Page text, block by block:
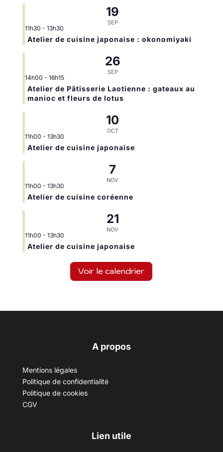
19
SEP
11h30 - 13h30
Atelier de cuisine japonaise : okonomiyaki
26
SEP
14h00 - 16h15
Atelier de Pâtisserie Laotienne : gateaux au
manioc et fleurs de lotus
10
OCT
11h00 - 13h30
Atelier de cuisine japonaise
7
NOV
11h00 - 13h30
Atelier de cuisine coréenne
21
NOV
11h00 - 13h30
Atelier de cuisine japonaise
Voir le calendrier
A propos
Mentions légales
Politique de confidentialité
Politique de cookies
CGV
Lien utile